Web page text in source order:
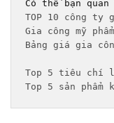
TOP 10 công ty
Gia công mỹ
Bảng giá gia
Top 5 tiêu chí
Top 5 sản phẩm